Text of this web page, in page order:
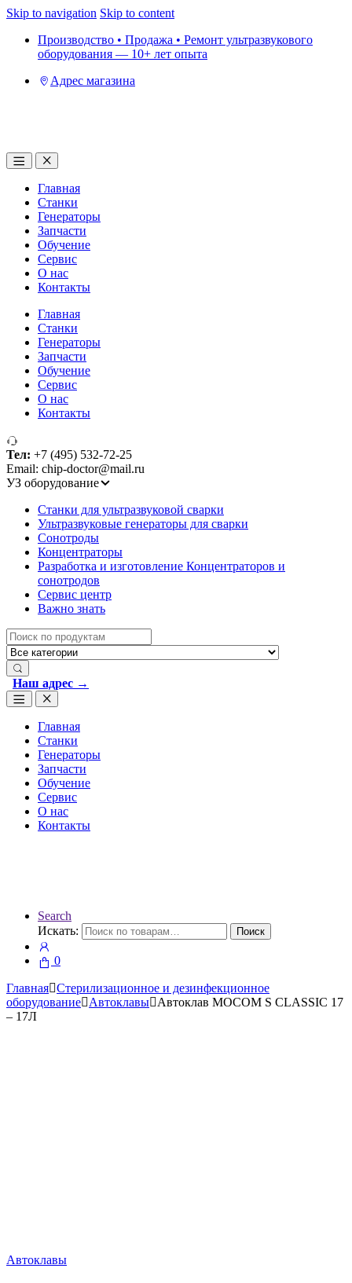
Skip to navigation Skip to content
Производство • Продажа • Ремонт ультразвукового
оборудования — 10+ лет опыта
Адрес магазина
Главная
Станки
Генераторы
Запчасти
Обучение
Сервис
О нас
Контакты
Главная
Станки
Генераторы
Запчасти
Обучение
Сервис
О нас
Контакты
Тел: +7 (495) 532-72-25
Email: chip-doctor@mail.ru
УЗ оборудование
Cтанки для ультразвуковой сварки
Ультразвуковые генераторы для сварки
Сонотроды
Концентраторы
Разработка и изготовление Концентраторов и
сонотродов
Сервис центр
Важно знать
Search
for:
Наш адрес →
Главная
Станки
Генераторы
Запчасти
Обучение
Сервис
О нас
Контакты
Search
Искать:
Поиск
0
Главная Стерилизационное и дезинфекционное
оборудование
Автоклавы
Автоклав MOCOM S CLASSIC 17
– 17Л
Автоклавы